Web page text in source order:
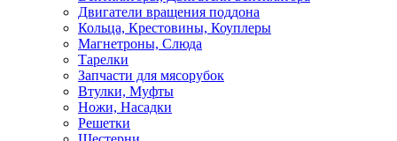
Двигатели вращения поддона
Кольца, Крестовины, Коуплеры
Магнетроны, Слюда
Тарелки
Запчасти для мясорубок
Втулки, Муфты
Ножи, Насадки
Решетки